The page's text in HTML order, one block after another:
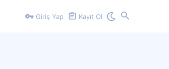
Giriş Yap Kayıt Ol